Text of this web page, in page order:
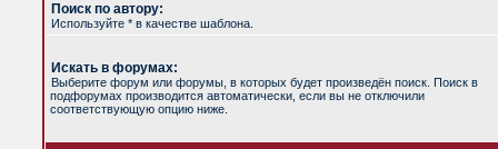
Поиск по автору:
Используйте * в качестве шаблона.
Искать в форумах:
Выберите форум или форумы, в которых будет произведён поиск. Поиск в
подфорумах производится автоматически, если вы не отключили
соответствующую опцию ниже.